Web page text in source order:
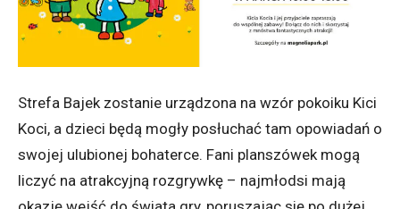
Strefa Bajek zostanie urządzona na wzór pokoiku Kici
Koci, a dzieci będą mogły posłuchać tam opowiadań o
swojej ulubionej bohaterce. Fani planszówek mogą
liczyć na atrakcyjną rozgrywkę – najmłodsi mają